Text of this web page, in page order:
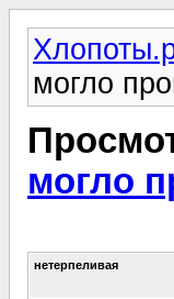
могло
могло
нетерпеливая